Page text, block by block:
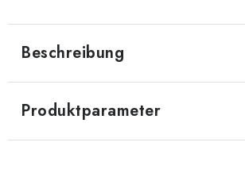
Beschreibung
Produktparameter